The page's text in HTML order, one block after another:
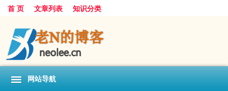
首 页 文章列表 知识分类
网站导航